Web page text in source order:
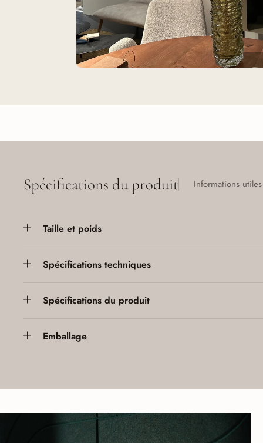
Spécifications du produit Informations utiles
Taille et poids
Spécifications techniques
Spécifications du produit
Emballage